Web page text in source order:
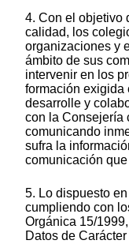
4. Con el objetivo
calidad, los
organizaciones y
ámbito de sus
intervenir en los
formación exigida
desarrolle y
con la Consejería
comunicando
sufra la
comunicación
5. Lo dispuesto
cumpliendo con
Orgánica 15/
Datos de